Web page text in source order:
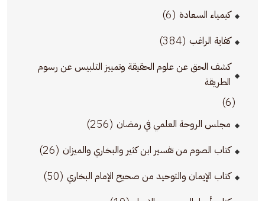
كيمياء السعادة (6)
كفاية الراغب (384)
كشف الحق عن علوم الحقيقة وتمييز التلبيس عن رسوم
الطريقة
(6)
مجلس الروحة العلمي في رمضان (256)
كتاب الصوم من تفسير ابن كثير والبخاري والميزان (26)
كتاب الإيمان والتوحيد من صحيح الإمام البخاري (50)